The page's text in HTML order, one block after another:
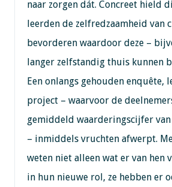
naar zorgen dát. Concreet hield
leerden de zelfredzaamheid van
bevorderen waardoor deze –
langer zelfstandig thuis kunnen
Een onlangs gehouden enquête,
project – waarvoor de
gemiddeld waarderingscijfer
– inmiddels vruchten afwerpt.
weten niet alleen wat er van hen
in hun nieuwe rol, ze hebben er